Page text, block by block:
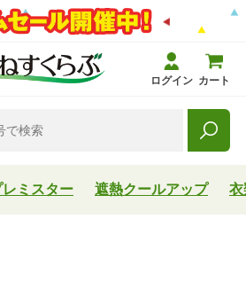
ログイン カート
ミスター 遮熱クールアップ 衣